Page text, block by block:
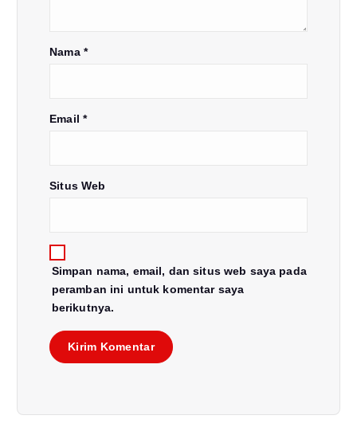
Nama *
Email *
Situs Web
Simpan nama, email, dan situs web saya pada
peramban ini untuk komentar saya
berikutnya.